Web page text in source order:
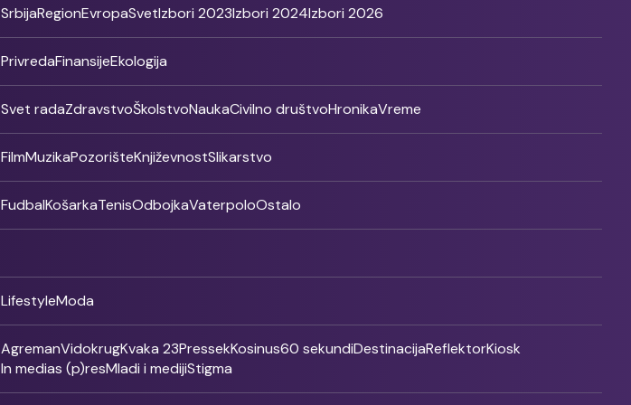
SrbijaRegionEvropaSvetIzbori 2023Izbori 2024Izbori 2026
PrivredaFinansijeEkologija
Svet radaZdravstvoŠkolstvoNaukaCivilno društvoHronikaVreme
FilmMuzikaPozorišteKnjiževnostSlikarstvo
FudbalKošarkaTenisOdbojkaVaterpoloOstalo
LifestyleModa
AgremanVidokrugKvaka 23PressekKosinus60 sekundiDestinacijaReflektorKiosk
In medias (p)resMladi i medijiStigma